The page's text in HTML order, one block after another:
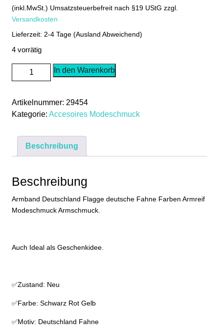
(inkl.MwSt.) Umsatzsteuerbefreit nach §19 UStG zzgl.
Versandkosten
Lieferzeit: 2-4 Tage (Ausland Abweichend)
4 vorrätig
Armband
Deutschland
Deutsche
Fahne
Armreif
Modeschmuck
In den Warenkorb
Artikelnummer: 29454
Kategorie: Accesoires Modeschmuck
Beschreibung
Beschreibung
Armband Deutschland Flagge deutsche Fahne Farben Armreif
Modeschmuck Armschmuck.
Auch Ideal als Geschenkidee.
✅Zustand: Neu
✅Farbe: Schwarz Rot Gelb
✅Motiv: Deutschland Fahne